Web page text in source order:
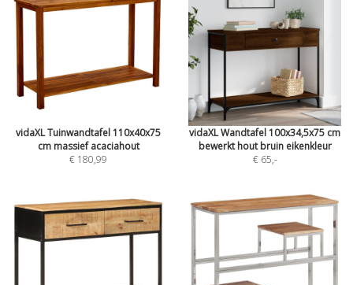
vidaXL Tuinwandtafel 110x40x75
cm massief acaciahout
€ 180,99
vidaXL Wandtafel 100x34,5x75 cm
bewerkt hout bruin eikenkleur
€ 65,-